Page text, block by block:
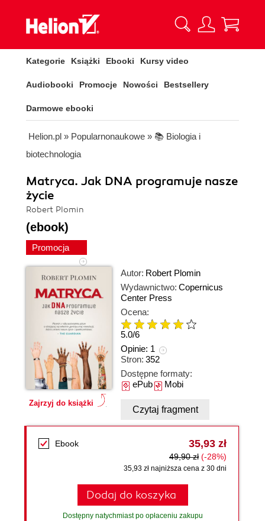
Kategorie Książki Ebooki Kursy video
Audiobooki Promocje Nowości Bestsellery
Darmowe ebooki
Helion.pl » Popularnonaukowe » 📚 Biologia i
biotechnologia
Matryca. Jak DNA programuje nasze
życie
Robert Plomin
(ebook)
Promocja
Zajrzyj do książki
Autor: Robert Plomin
Wydawnictwo: Copernicus
Center Press
Ocena:
5.0/6
Opinie: 1
Stron: 352
Dostępne formaty:
ePubMobi
Czytaj fragment
Ebook 35,93 zł
49,90 zł (-28%)
35,93 zł najniższa cena z 30 dni
Dodaj do koszyka
Dostępny natychmiast po opłaceniu zakupu